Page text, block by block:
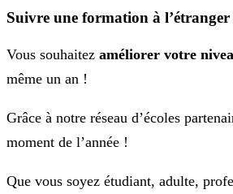
Suivre une formation à
Vous souhaitez améliorer votre
même un an !
Grâce à notre réseau d’écoles
moment de l’année !
Que vous soyez étudiant, adulte,